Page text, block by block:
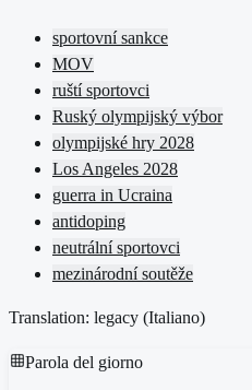
sportovní sankce
MOV
ruští sportovci
Ruský olympijský výbor
olympijské hry 2028
Los Angeles 2028
guerra in Ucraina
antidoping
neutrální sportovci
mezinárodní soutěže
Translation: legacy (Italiano)
Parola del giorno